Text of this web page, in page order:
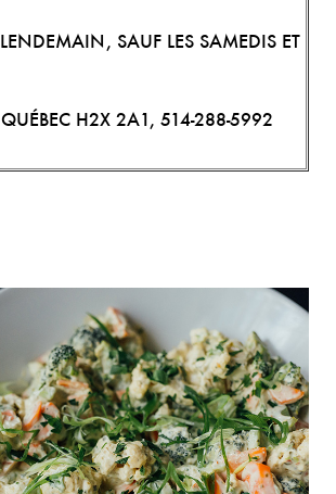
SAUF LES SAMEDIS ET
H2X 2A1, 514-288-5992